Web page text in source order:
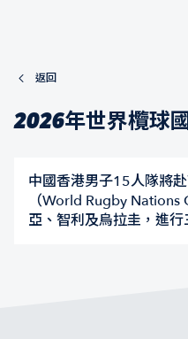
返回
2026年世界欖球
中國香港男子15人隊將
（World Rugby
亞、智利及烏拉圭，進行